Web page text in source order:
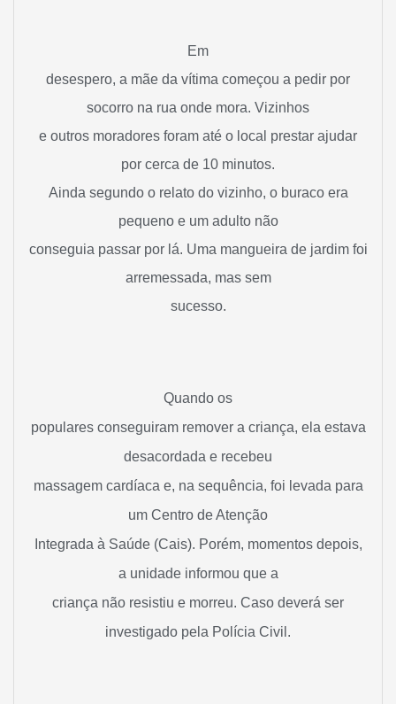
Em
desespero, a mãe da vítima começou a pedir por
socorro na rua onde mora. Vizinhos
e outros moradores foram até o local prestar ajudar
por cerca de 10 minutos.
Ainda segundo o relato do vizinho, o buraco era
pequeno e um adulto não
conseguia passar por lá. Uma mangueira de jardim foi
arremessada, mas sem
sucesso.
Quando os
populares conseguiram remover a criança, ela estava
desacordada e recebeu
massagem cardíaca e, na sequência, foi levada para
um Centro de Atenção
Integrada à Saúde (Cais). Porém, momentos depois,
a unidade informou que a
criança não resistiu e morreu. Caso deverá ser
investigado pela Polícia Civil.